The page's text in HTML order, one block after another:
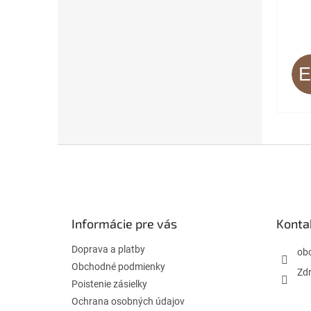
Informácie pre vás
Doprava a platby
Obchodné podmienky
Poistenie zásielky
Ochrana osobných údajov